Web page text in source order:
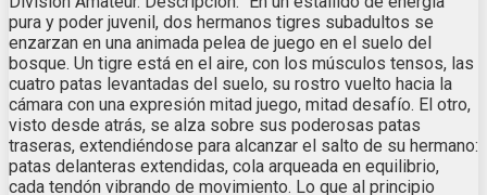
pura y poder juvenil, dos hermanos tigres subadultos se
enzarzan en una animada pelea de juego en el suelo del
bosque. Un tigre está en el aire, con los músculos tensos, las
cuatro patas levantadas del suelo, su rostro vuelto hacia la
cámara con una expresión mitad juego, mitad desafío. El otro,
visto desde atrás, se alza sobre sus poderosas patas
traseras, extendiéndose para alcanzar el salto de su hermano:
patas delanteras extendidas, cola arqueada en equilibrio,
cada tendón vibrando de movimiento. Lo que al principio